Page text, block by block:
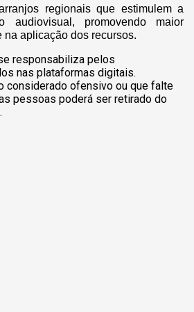
regionais que estimulem a
audiovisual, promovendo maior
aplicação dos recursos.
responsabiliza pelos
nas plataformas digitais.
considerado ofensivo ou que falte
pessoas poderá ser retirado do